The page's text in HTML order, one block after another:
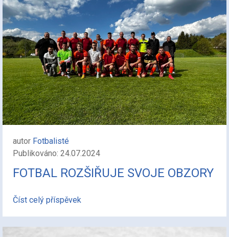
autor Fotbalisté
Publikováno: 24.07.2024
FOTBAL ROZŠIŘUJE SVOJE OBZORY
Číst celý příspěvek